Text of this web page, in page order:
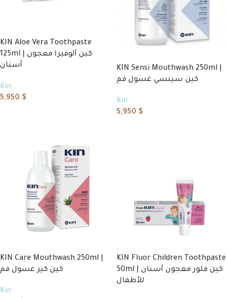
KIN Aloe Vera Toothpaste
125ml | كين ألوفيرا معجون
أسنان
Kin
5,950 $
KIN Sensi Mouthwash 250ml |
كين سينسي غسول فم
Kin
5,950 $
KIN Care Mouthwash 250ml |
كين كير غسول فم
Kin
KIN Fluor Children Toothpaste
50ml | كين فلور معجون أسنان
للأطفال